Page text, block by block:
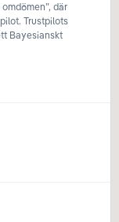
där
Trustpilots
Bayesianskt